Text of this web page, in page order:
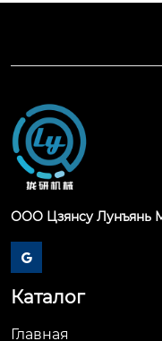
ООО Цзянсу Лунъянь

Каталог
Главная